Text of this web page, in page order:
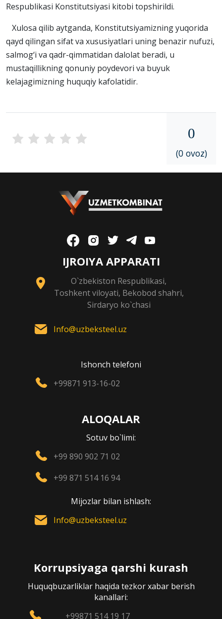
Respublikasi Konstitutsiyasi kitobi topshirildi.
Xulosa qilib aytganda, Konstitutsiyamizning yuqorida
qayd qilingan sifat va xususiyatlari uning benazir nufuzi,
salmog‘i va qadr-qimmatidan dalolat beradi, u
mustaqillikning qonuniy poydevori va buyuk
kelajagimizning huquqiy kafolatidir.
0
(0 ovoz)
IJROIYA APPARATI
O`zbekiston Respublikasi,
Toshkent viloyati, Bekobod shahri,
Sirdaryo ko`chasi
Info@uzbeksteel.uz
Ishonch telefoni
+99871 913-16-02
ALOQALAR
Sotuv bo`limi:
+99 890 902 71 02
+99 871 514 16 94
Mijozlar bilan ishlash:
Info@uzbeksteel.uz
Korrupsiyaga qarshi kurash
Huquqbuzarliklar haqida tezkor xabar berish
kanallari:
+99871 514 19 17